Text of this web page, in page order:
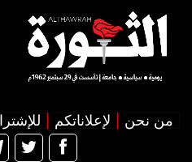
من نحن لإعلاناتكم